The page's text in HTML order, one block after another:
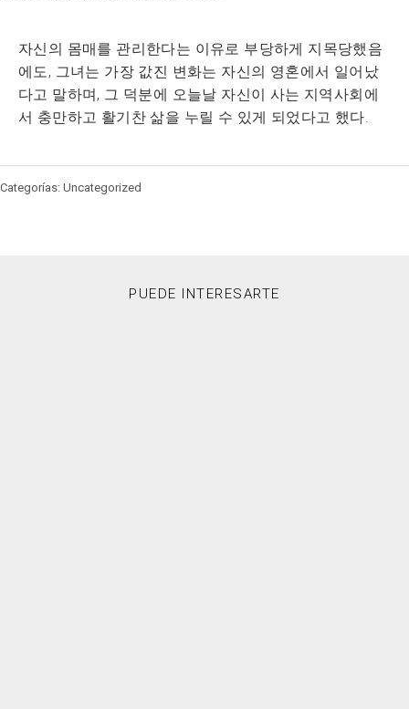
자신의 몸매를 관리한다는 이유로 부당하게 지목당했음
에도, 그녀는 가장 값진 변화는 자신의 영혼에서 일어났
다고 말하며, 그 덕분에 오늘날 자신이 사는 지역사회에
서 충만하고 활기찬 삶을 누릴 수 있게 되었다고 했다.
Categorías: Uncategorized
PUEDE INTERESARTE